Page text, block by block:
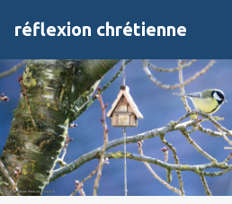
réflexion chrétienne